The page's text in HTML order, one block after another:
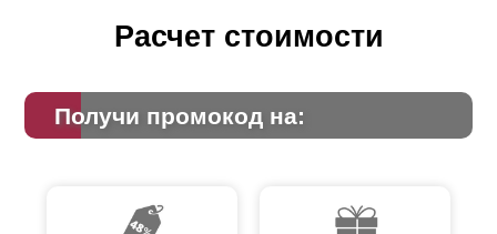
Расчет стоимости
Получи промокод на: